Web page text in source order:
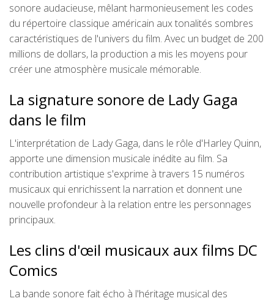
sonore audacieuse, mêlant harmonieusement les codes
du répertoire classique américain aux tonalités sombres
caractéristiques de l'univers du film. Avec un budget de 200
millions de dollars, la production a mis les moyens pour
créer une atmosphère musicale mémorable.
La signature sonore de Lady Gaga
dans le film
L'interprétation de Lady Gaga, dans le rôle d'Harley Quinn,
apporte une dimension musicale inédite au film. Sa
contribution artistique s'exprime à travers 15 numéros
musicaux qui enrichissent la narration et donnent une
nouvelle profondeur à la relation entre les personnages
principaux.
Les clins d'œil musicaux aux films DC
Comics
La bande sonore fait écho à l'héritage musical des